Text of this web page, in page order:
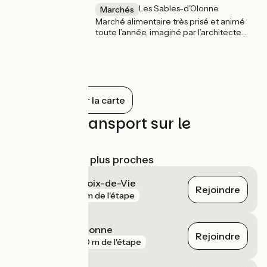
Marchés Les Sables-d'Olonne
Marché alimentaire très prisé et animé
toute l’année, imaginé par l’architecte
Tout afficher sur la carte
Trains et transport sur le
Gares SNCF les plus proches
Saint-Gilles-Croix-de-Vie
74 m de l'étape Rejoindre
Les Sables-d'Olonne
980 m de l'étape Rejoindre